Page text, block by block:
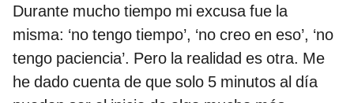
Durante mucho tiempo mi excusa fue la
misma: ‘no tengo tiempo’, ‘no creo en eso’, ‘no
tengo paciencia’. Pero la realidad es otra. Me
he dado cuenta de que solo 5 minutos al día